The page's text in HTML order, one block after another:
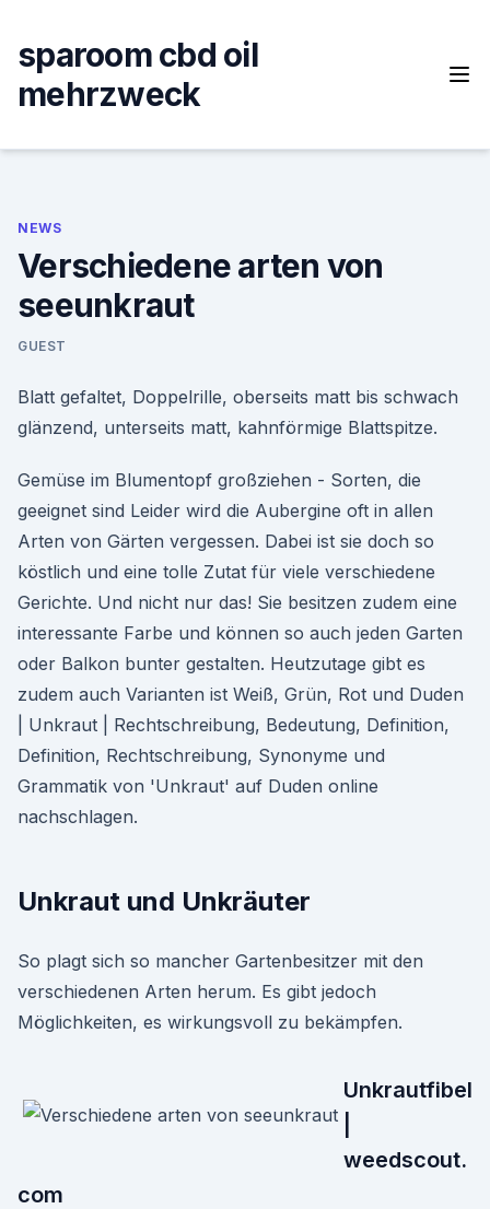
content
sparoom cbd oil
mehrzweck
NEWS
Verschiedene arten von
seeunkraut
GUEST
Blatt gefaltet, Doppelrille, oberseits matt bis schwach
glänzend, unterseits matt, kahnförmige Blattspitze.
Gemüse im Blumentopf großziehen - Sorten, die
geeignet sind Leider wird die Aubergine oft in allen
Arten von Gärten vergessen. Dabei ist sie doch so
köstlich und eine tolle Zutat für viele verschiedene
Gerichte. Und nicht nur das! Sie besitzen zudem eine
interessante Farbe und können so auch jeden Garten
oder Balkon bunter gestalten. Heutzutage gibt es
zudem auch Varianten ist Weiß, Grün, Rot und Duden
| Unkraut | Rechtschreibung, Bedeutung, Definition,
Definition, Rechtschreibung, Synonyme und
Grammatik von 'Unkraut' auf Duden online
nachschlagen.
Unkraut und Unkräuter
So plagt sich so mancher Gartenbesitzer mit den
verschiedenen Arten herum. Es gibt jedoch
Möglichkeiten, es wirkungsvoll zu bekämpfen.
Unkrautfibel
weedscout.
com